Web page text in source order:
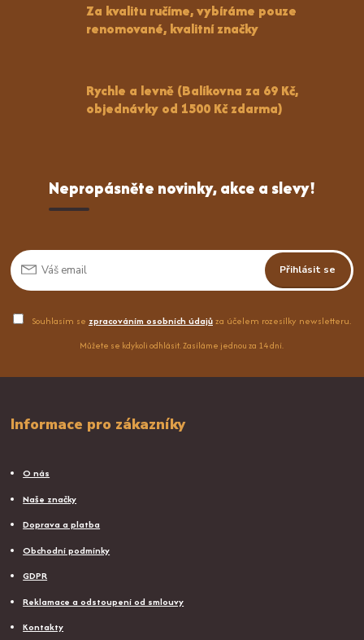
Za kvalitu ručíme, vybíráme pouze
renomované, kvalitní značky
Rychle a levně (Balíkovna za 69 Kč,
objednávky od 1500 Kč zdarma)
Nepropásněte novinky, akce a slevy!
Přihlásit se
Souhlasím se zpracováním osobních údajůza účelem rozesílky newsletteru.
Můžete se kdykoli odhlásit. Zasíláme jednou za 14 dní.
Informace pro zákazníky
O nás
Naše značky
Doprava a platba
Obchodní podmínky
GDPR
Reklamace a odstoupení od smlouvy
Kontakty